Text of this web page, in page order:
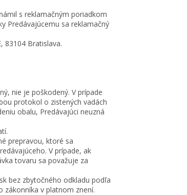
s reklamačným poriadkom
Predávajúcemu sa reklamačný
83104 Bratislava.
nie je poškodený. V prípade
protokol o zistených vadách
obalu, Predávajúci neuzná
prepravou, ktoré sa
V prípade, ak
tovaru sa považuje za
bez zbytočného odkladu podľa
zákonníka v platnom znení.